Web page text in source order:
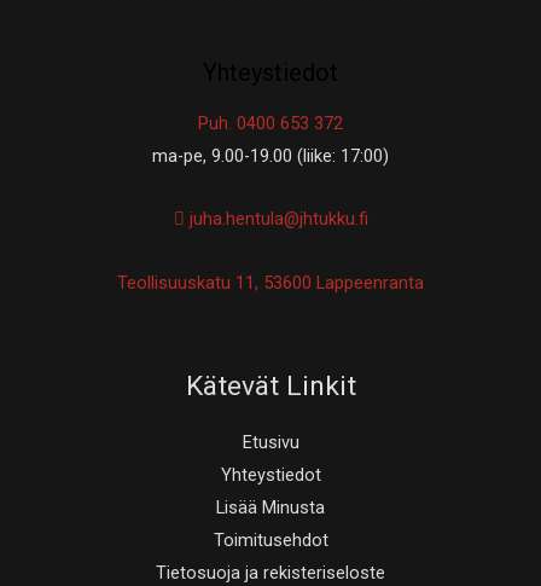
Puh. 0400 653 372
ma-pe, 9.00-19.00 (liike: 17:00)
juha.hentula@jhtukku.fi
Teollisuuskatu 11, 53600 Lappeenranta
Kätevät Linkit
Etusivu
Yhteystiedot
Lisää Minusta
Toimitusehdot
Tietosuoja ja rekisteriseloste